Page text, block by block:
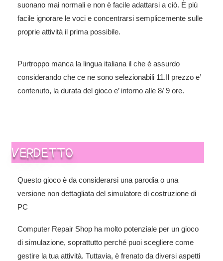
suonano mai normali e non è facile adattarsi a ciò. È più
facile ignorare le voci e concentrarsi semplicemente sulle
proprie attività il prima possibile.
Purtroppo manca la lingua italiana il che è assurdo
considerando che ce ne sono selezionabili 11.Il prezzo e’
contenuto, la durata del gioco e’ intorno alle 8/ 9 ore.
VERDETTO
Questo gioco è da considerarsi una parodia o una
versione non dettagliata del simulatore di costruzione di
PC
Computer Repair Shop ha molto potenziale per un gioco
di simulazione, soprattutto perché puoi scegliere come
gestire la tua attività. Tuttavia, è frenato da diversi aspetti